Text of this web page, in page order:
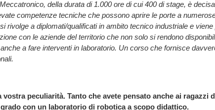
della durata di 1.000 ore di cui 400 di stage, è
competenze tecniche che possono aprire le porte a
rivolge a diplomati/qualificati in ambito tecnico industriale e viene
con le aziende del territorio che non solo si rendono
a fare interventi in laboratorio. Un corso che fornisce
vostra peculiarità. Tanto che avete pensato anche ai ragazzi
con un laboratorio di robotica a scopo didattico.